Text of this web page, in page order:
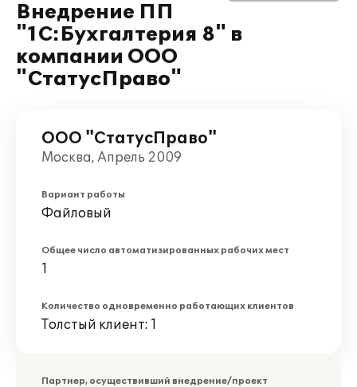
Внедрение ПП
"1С:Бухгалтерия 8" в
компании ООО
"СтатусПраво"
ООО "СтатусПраво"
Москва, Апрель 2009
Вариант работы
Файловый
Общее число автоматизированных рабочих мест
1
Количество одновременно работающих клиентов
Толстый клиент: 1
Партнер, осуществивший внедрение/проект